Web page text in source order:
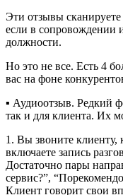
Эти отзывы
если в сопровождении
должности.
Но это не все. Есть 4
вас на фоне
▪️ Аудиоотзыв. Редкий
так и для клиента. Их
1. Вы звоните клиенту,
включаете запись
Достаточно пары
сервис?”,
Клиент говорит свои